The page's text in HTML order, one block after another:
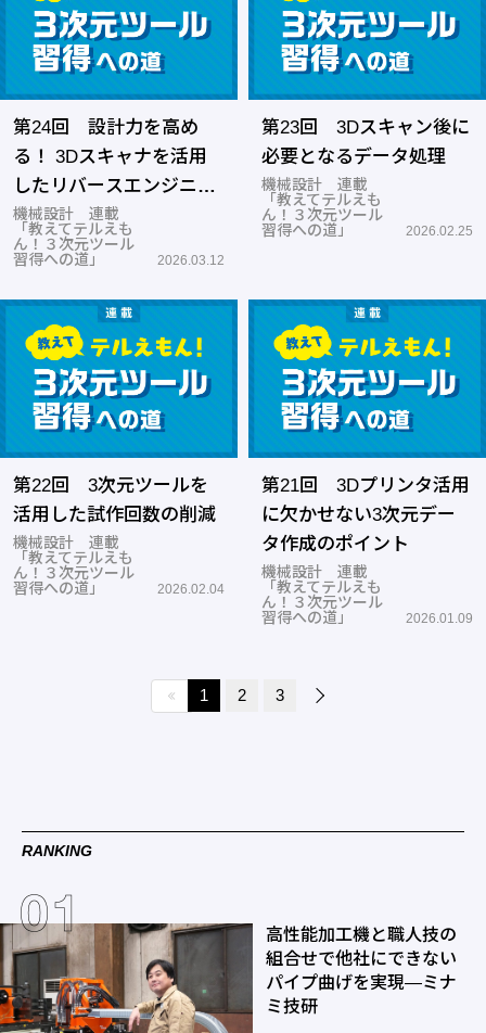
第24回 設計力を高め
る！ 3Dスキャナを活用
したリバースエンジニア
リング
機械設計 連載
「教えてテルえも
ん！３次元ツール
習得への道」
2026.03.12
第23回 3Dスキャン後に
必要となるデータ処理
機械設計 連載
「教えてテルえも
ん！３次元ツール
習得への道」
2026.02.25
第22回 3次元ツールを
活用した試作回数の削減
機械設計 連載
「教えてテルえも
ん！３次元ツール
習得への道」
2026.02.04
第21回 3Dプリンタ活用
に欠かせない3次元デー
タ作成のポイント
機械設計 連載
「教えてテルえも
ん！３次元ツール
習得への道」
2026.01.09
1 2 3
RANKING
高性能加工機と職人技の
組合せで他社にできない
パイプ曲げを実現―ミナ
ミ技研